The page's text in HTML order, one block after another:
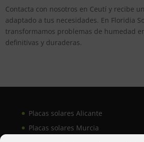
Contacta con nosotros en Ceutí y recibe
adaptado a tus necesidades. En Floridia
transformamos problemas de humedad
definitivas y duraderas.
Placas solares Alicante
Placas solares Murcia